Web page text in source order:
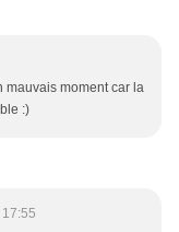
mauvais moment car la
:)